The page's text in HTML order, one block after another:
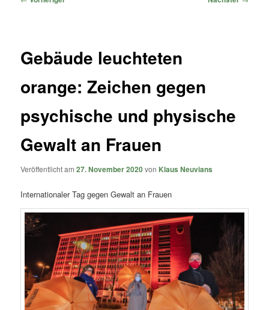
Gebäude leuchteten
orange: Zeichen gegen
psychische und physische
Gewalt an Frauen
Veröffentlicht am27. November 2020von Klaus Neuvians
Internationaler Tag gegen Gewalt an Frauen